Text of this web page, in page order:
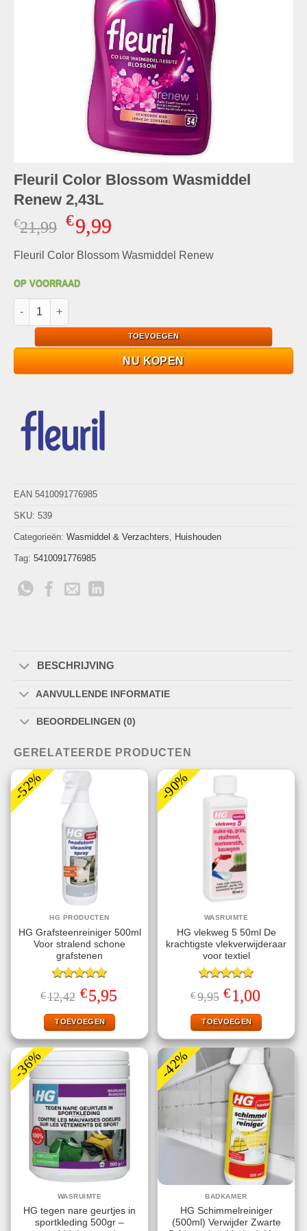
Fleuril Color Blossom Wasmiddel
Renew 2,43L
€21,99 Oorspronkelijke
prijs
was:
€9,99Huidige
is:
Fleuril Color Blossom Wasmiddel Renew
OP VOORRAAD
Fleuril Color Blossom Wasmiddel Renew 2,43L aantal
TOEVOEGEN
NU KOPEN
EAN 5410091776985
SKU: 539
Categorieën: Wasmiddel & Verzachters, Huishouden
Tag: 5410091776985
BESCHRIJVING
AANVULLENDE INFORMATIE
BEOORDELINGEN (0)
GERELATEERDE PRODUCTEN
-52%
HG PRODUCTEN
HG Grafsteenreiniger 500ml
Voor stralend schone
grafstenen
Gewaardeerd
5.00uit 5
€12,42 Oorspronkelijke
prijs
was:
€12,42.
€5,95prijs
TOEVOEGEN
-90%
WASRUIMTE
HG vlekweg 5 50ml De
krachtigste vlekverwijderaar
voor textiel
Gewaardeerd
5.00uit 5
€9,95 Oorspronkelijke
prijs
was:
€9,95.
€1,00
is:
€1,00.
TOEVOEGEN
-36%
WASRUIMTE
HG tegen nare geurtjes in
sportkleding 500gr –
-42%
BADKAMER
HG Schimmelreiniger
(500ml) Verwijder Zwarte